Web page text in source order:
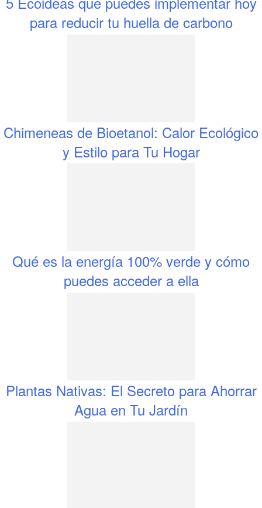
para reducir tu huella de carbono
Chimeneas de Bioetanol: Calor Ecológico
y Estilo para Tu Hogar
Qué es la energía 100% verde y cómo
puedes acceder a ella
Plantas Nativas: El Secreto para Ahorrar
Agua en Tu Jardín